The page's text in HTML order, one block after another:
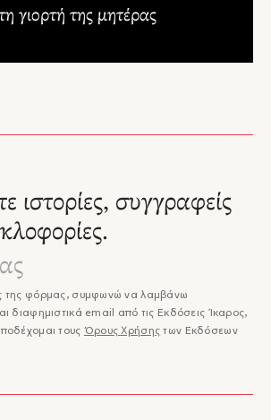
γιορτή της μητέρας
ιστορίες, συγγραφείς
της φόρμας, συμφωνώ να λαμβάνω
διαφημιστικά email από τις Εκδόσεις Ίκαρος,
τους Όρους Χρήσης των Εκδόσεων